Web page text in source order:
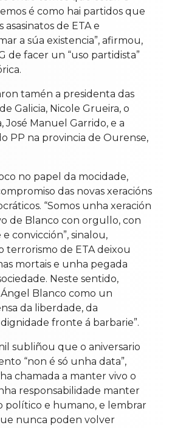
é como hai partidos que
de ETA e
a súa existencia”, afirmou,
de facer un “uso partidista”
tamén a presidenta das
Galicia, Nicole Grueira, o
José Manuel Garrido, e a
PP na provincia de Ourense,
no papel da mocidade,
das novas xeracións
“Somos unha xeración
de Blanco con orgullo, con
convicción”, sinalou,
terrorismo de ETA deixou
mortais e unha pegada
Neste sentido,
Blanco como un
da liberdade, da
fronte á barbarie”.
subliñou que o aniversario
“non é só unha data”,
chamada a manter vivo o
responsabilidade manter
político e humano, e lembrar
nunca poden volver